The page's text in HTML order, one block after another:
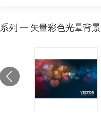
系列 一 矢量彩色光晕背景